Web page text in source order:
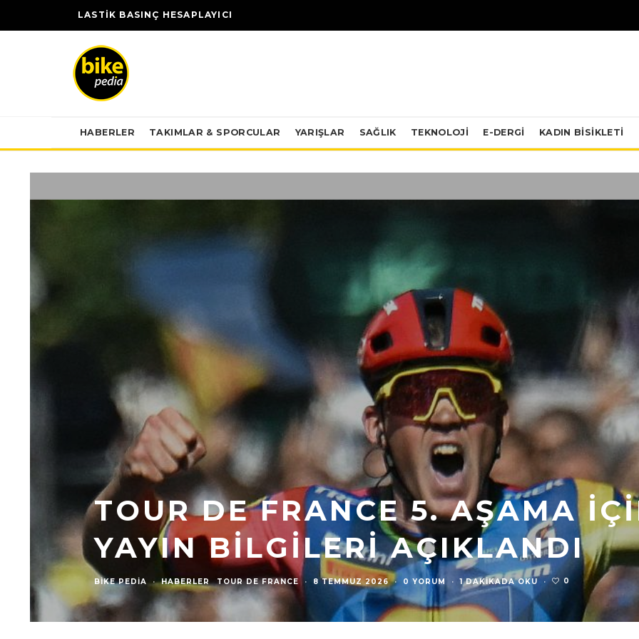
LASTİK BASINÇ HESAPLAYICI
HABERLER TAKIMLAR & SPORCULAR YARIŞLAR SAĞLIK TEKNOLOJI E-DERGİ KADIN BISIKLETI
TOUR DE FRANCE 5. AŞAMA
YAYIN BILGILERI AÇIKLANDI
BIKE PEDIA · HABERLER TOUR DE FRANCE · 8 TEMMUZ 2026 · 0 YORUM · 1 DAKIKADA OKU · 0